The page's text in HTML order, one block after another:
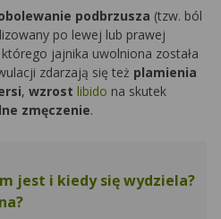
podbrzusza (tzw. ból
po lewej lub prawej
jajnika uwolniona została
zdarzają się też plamienia
, wzrost libido na skutek
zmęczenie.
jest i kiedy się wydziela?